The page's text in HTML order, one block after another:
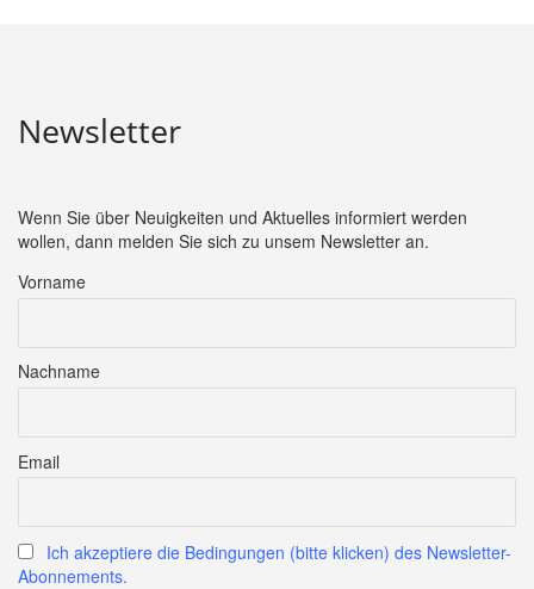
Newsletter
Wenn Sie über Neuigkeiten und Aktuelles informiert werden
wollen, dann melden Sie sich zu unsem Newsletter an.
Vorname
Nachname
Email
Ich akzeptiere die Bedingungen (bitte klicken) des Newsletter-
Abonnements.